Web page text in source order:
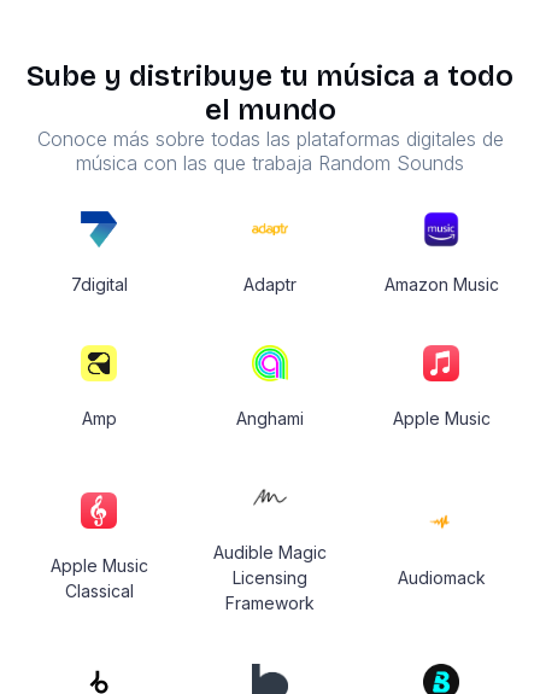
Sube y distribuye tu música a todo
el mundo
Conoce más sobre todas las plataformas digitales de
música con las que trabaja Random Sounds
7digital Adaptr Amazon Music
Amp Anghami Apple Music
Apple Music
Classical
Audible Magic
Licensing
Framework
Audiomack